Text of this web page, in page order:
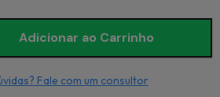
Fale com um consultor